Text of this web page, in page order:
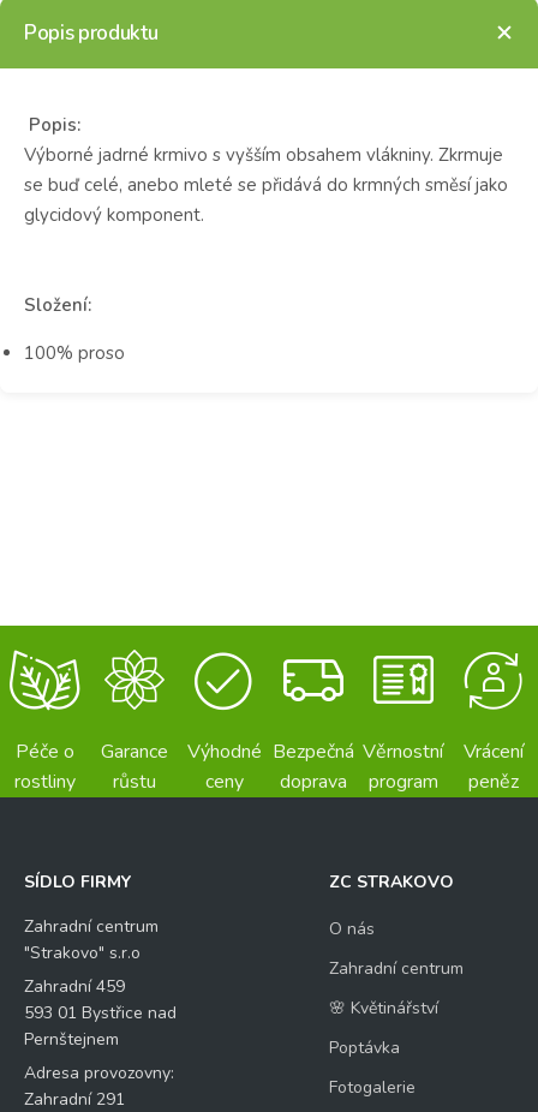
Popis produktu
Popis:
Výborné jadrné krmivo s vyšším obsahem vlákniny. Zkrmuje
se buď celé, anebo mleté se přidává do krmných směsí jako
glycidový komponent.
Složení:
100% proso
Péče o
rostliny
Garance
růstu
Výhodné
ceny
Bezpečná
doprava
Věrnostní
program
Vrácení
peněz
SÍDLO FIRMY
Zahradní centrum
"Strakovo" s.r.o
Zahradní 459
593 01 Bystřice nad
Pernštejnem
Adresa provozovny:
Zahradní 291
ZC STRAKOVO
O nás
Zahradní centrum
🌸 Květinářství
Poptávka
Fotogalerie